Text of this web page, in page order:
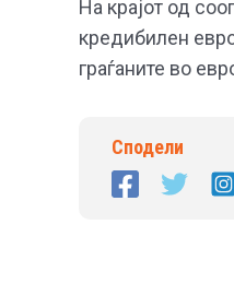
На крајот од
кредибилен
граѓаните во
Сподели